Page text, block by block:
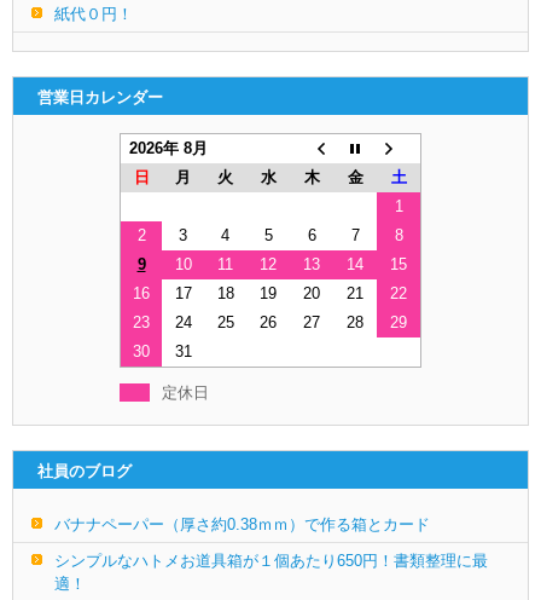
紙代０円！
営業日カレンダー
2026年 8月
日
月 火 水 木 金
土
1
2
3 4 5 6 7
8
9
10 11 12 13 14
15
16
17 18 19 20 21
22
23
24 25 26 27 28
29
30
31
定休日
社員のブログ
バナナペーパー（厚さ約0.38ｍｍ）で作る箱とカード
シンプルなハトメお道具箱が１個あたり650円！書類整理に最
適！